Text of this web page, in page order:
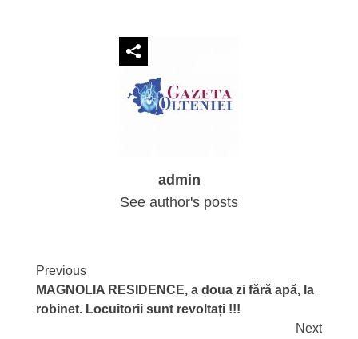
admin
See author's posts
Continue
Reading
Previous
MAGNOLIA RESIDENCE, a doua zi fără apă, la
robinet. Locuitorii sunt revoltați !!!
Next